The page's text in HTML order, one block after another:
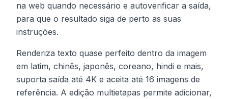
na web quando necessário e autoverificar a saída,
para que o resultado siga de perto as suas
instruções.
Renderiza texto quase perfeito dentro da imagem
em latim, chinês, japonês, coreano, hindi e mais,
suporta saída até 4K e aceita até 16 imagens de
referência. A edição multietapas permite adicionar,